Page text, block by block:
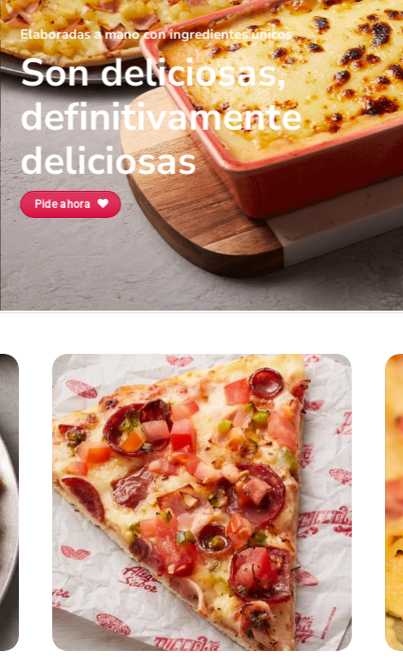
Elaboradas a mano con ingredientes únicos
Son deliciosas,
definitivamente
deliciosas
Pide ahora